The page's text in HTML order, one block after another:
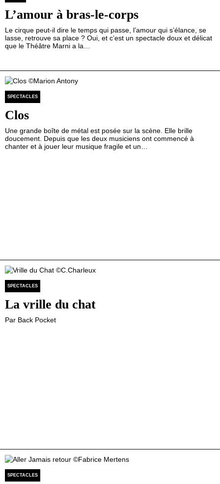
L’amour à bras-le-corps
Le cirque peut-il dire le temps qui passe, l’amour qui s’élance, se
lasse, retrouve sa place ? Oui, et c’est un spectacle doux et délicat
que le Théâtre Marni a la…
SPECTACLES
Clos
Une grande boîte de métal est posée sur la scène. Elle brille
doucement. Depuis que les deux musiciens ont commencé à
chanter et à jouer leur musique fragile et un…
SPECTACLES
La vrille du chat
Par Back Pocket
SPECTACLES